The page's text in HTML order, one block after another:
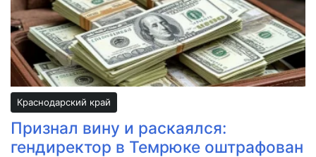
Краснодарский край
Признал вину и раскаялся:
гендиректор в Темрюке оштрафован